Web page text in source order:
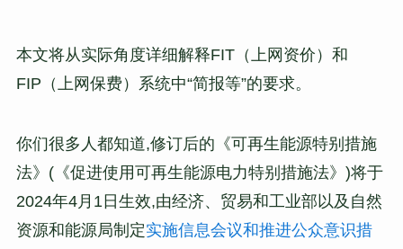
本文将从实际角度详细解释FIT（上网资价）和
FIP（上网保费）系统中“简报等”的要求。
你们很多人都知道,修订后的《可再生能源特别措施
法》(《促进使用可再生能源电力特别措施法》)将于
2024年4月1日生效,由经济、贸易和工业部以及自然
资源和能源局制定实施信息会议和推进公众意识措